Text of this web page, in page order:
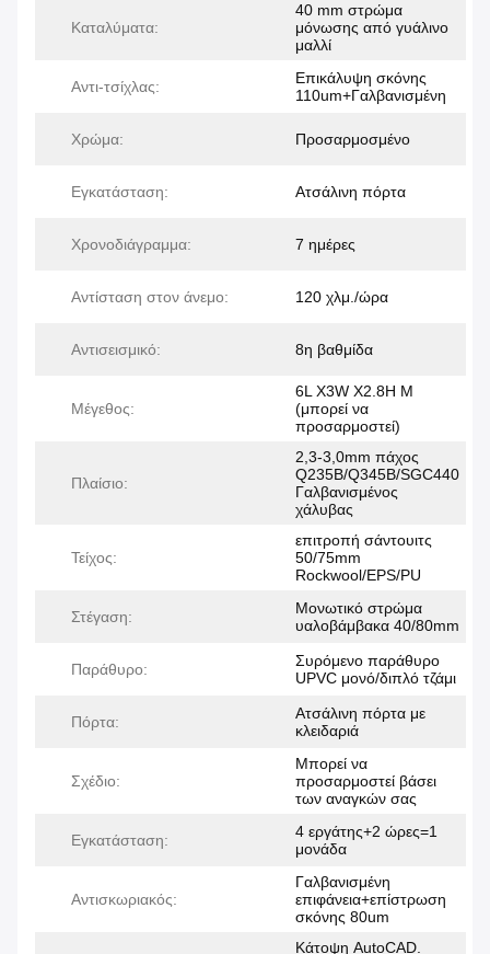
Καταλύματα:
40 mm στρώμα
μόνωσης από γυάλινο
μαλλί
Αντι-τσίχλας:
Επικάλυψη σκόνης
110um+Γαλβανισμένη
Χρώμα: Προσαρμοσμένο
Εγκατάσταση: Ατσάλινη πόρτα
Χρονοδιάγραμμα: 7 ημέρες
Αντίσταση στον άνεμο: 120 χλμ./ώρα
Αντισεισμικό: 8η βαθμίδα
Μέγεθος:
6L X3W X2.8H M
(μπορεί να
προσαρμοστεί)
Πλαίσιο:
2,3-3,0mm πάχος
Q235B/Q345B/SGC440
Γαλβανισμένος
χάλυβας
Τείχος:
επιτροπή σάντουιτς
50/75mm
Rockwool/EPS/PU
Στέγαση:
Μονωτικό στρώμα
υαλοβάμβακα 40/80mm
Παράθυρο:
Συρόμενο παράθυρο
UPVC μονό/διπλό τζάμι
Πόρτα:
Ατσάλινη πόρτα με
κλειδαριά
Σχέδιο:
Μπορεί να
προσαρμοστεί βάσει
των αναγκών σας
Εγκατάσταση:
4 εργάτης+2 ώρες=1
μονάδα
Αντισκωριακός:
Γαλβανισμένη
επιφάνεια+επίστρωση
σκόνης 80um
Κάτοψη AutoCAD.